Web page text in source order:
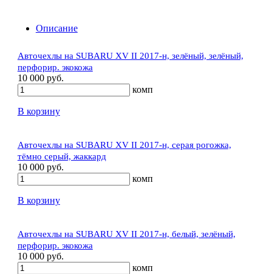
Описание
Авточехлы на SUBARU XV II 2017-н, зелёный, зелёный,
перфорир. экокожа
10 000 руб.
комп
В корзину
Авточехлы на SUBARU XV II 2017-н, серая рогожка,
тёмно серый, жаккард
10 000 руб.
комп
В корзину
Авточехлы на SUBARU XV II 2017-н, белый, зелёный,
перфорир. экокожа
10 000 руб.
комп